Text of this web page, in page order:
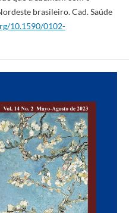
brasileiro. Cad. Saúde
10.1590/0102-